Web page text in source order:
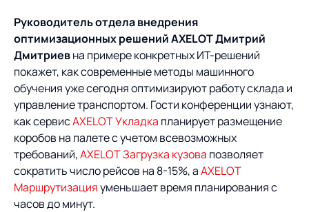
Руководитель отдела внедрения
оптимизационных решений AXELOT Дмитрий
Дмитриевна примере конкретных ИТ-решений
покажет, как современные методы машинного
обучения уже сегодня оптимизируют работу склада и
управление транспортом. Гости конференции узнают,
как сервисAXELOT Укладка планирует размещение
коробов на палете с учетом всевозможных
требований,AXELOT Загрузка кузова позволяет
сократить число рейсов на 8-15%, аAXELOT
Маршрутизацияуменьшает время планирования с
часов до минут.